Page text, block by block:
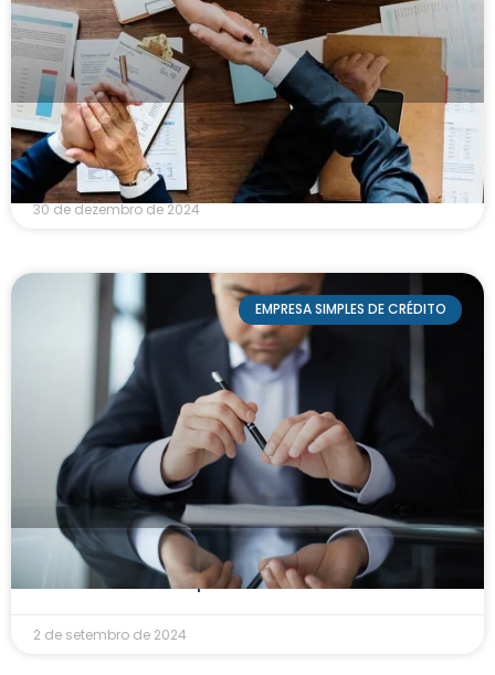
FGC: o que é o Fundo Garantidor de Créditos e
qual a vantagem para instituições financeiras?
30 de dezembro de 2024
EMPRESA SIMPLES DE CRÉDITO
A Lei nº 14.905 e as mudanças nos contratos:
entendendo os impactos
2 de setembro de 2024